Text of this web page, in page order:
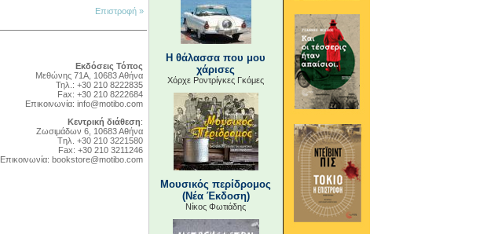
Επιστροφή »
Εκδόσεις Τόπος
Μεθώνης 71Α, 10683 Αθήνα
Τηλ.: +30 210 8222835
Fax: +30 210 8222684
Επικοινωνία: info@motibo.com
Κεντρική διάθεση:
Zωσιμάδων 6, 10683 Αθήνα
Tηλ. +30 210 3221580
Fax: +30 210 3211246
Επικοινωνία: bookstore@motibo.com
Η θάλασσα που μου
χάρισες
Χόρχε Ροντρίγκες Γκόμες
Μουσικός περίδρομος
(Νέα Έκδοση)
Νίκος Φωτιάδης